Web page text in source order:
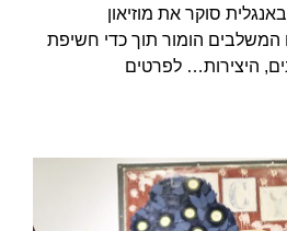
סוקר את מוזיאון
המשלבים הומור תוך כדי חשיפת
היצירות… לפרטים